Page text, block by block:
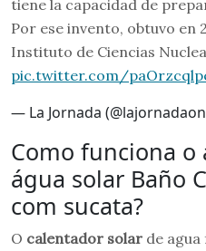
tiene la capacidad de
Por ese invento, obtuvo en
Instituto de Ciencias
pic.twitter.com/
— La Jornada
Como funciona o
água solar Baño
com sucata?
O calentador solar de